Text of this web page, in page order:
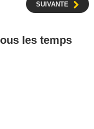
SUIVANTE
les temps